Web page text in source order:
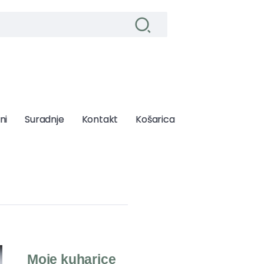
Suradnje Kontakt Košarica
Suradnje Kontakt Košarica
Moje kuharice